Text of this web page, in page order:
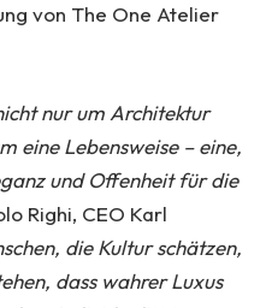
von The One Atelier
nur um Architektur
eine Lebensweise – eine,
und Offenheit für die
Righi, CEO Karl
die Kultur schätzen,
dass wahrer Luxus